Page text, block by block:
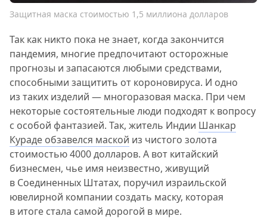
Защитная маска стоимостью 1,5 миллиона долларов
Так как никто пока не знает, когда закончится
пандемия, многие предпочитают осторожные
прогнозы и запасаются любыми средствами,
способными защитить от короновируса. И одно
из таких изделий — многоразовая маска. При чем
некоторые состоятельные люди подходят к вопросу
с особой фантазией. Так, житель Индии Шанкар
Кураде обзавелся маской из чистого золота
стоимостью 4000 долларов. А вот китайский
бизнесмен, чье имя неизвестно, живущий
в Соединенных Штатах, поручил израильской
ювелирной компании создать маску, которая
в итоге стала самой дорогой в мире.